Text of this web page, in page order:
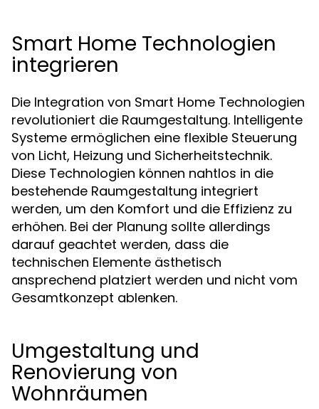
Smart Home Technologien
integrieren
Die Integration von Smart Home Technologien
revolutioniert die Raumgestaltung. Intelligente
Systeme ermöglichen eine flexible Steuerung
von Licht, Heizung und Sicherheitstechnik.
Diese Technologien können nahtlos in die
bestehende Raumgestaltung integriert
werden, um den Komfort und die Effizienz zu
erhöhen. Bei der Planung sollte allerdings
darauf geachtet werden, dass die
technischen Elemente ästhetisch
ansprechend platziert werden und nicht vom
Gesamtkonzept ablenken.
Umgestaltung und
Renovierung von
Wohnräumen